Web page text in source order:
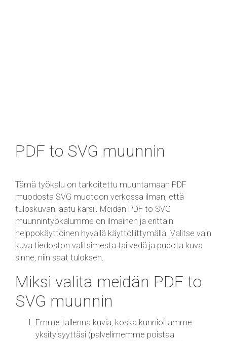
PDF to SVG muunnin
Tämä työkalu on tarkoitettu muuntamaan PDF
muodosta SVG muotoon verkossa ilman, että
tuloskuvan laatu kärsii. Meidän PDF to SVG
muunnintyökalumme on ilmainen ja erittäin
helppokäyttöinen hyvällä käyttöliittymällä. Valitse vain
kuva tiedoston valitsimesta tai vedä ja pudota kuva
sinne, niin saat tuloksen.
Miksi valita meidän PDF to
SVG muunnin
Emme tallenna kuvia, koska kunnioitamme
yksityisyyttäsi (palvelimemme poistaa